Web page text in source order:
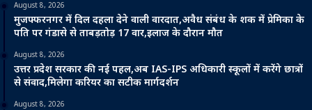
August 8, 2026
मुजफ्फरनगर में दिल दहला देने वाली वारदात,अवैध संबंध के शक में प्रेमिका के
पति पर गंडासे से ताबड़तोड़ 17 वार,इलाज के दौरान मौत
August 8, 2026
उत्तर प्रदेश सरकार की नई पहल,अब IAS-IPS अधिकारी स्कूलों में करेंगे छात्रों
से संवाद,मिलेगा करियर का सटीक मार्गदर्शन
August 8, 2026